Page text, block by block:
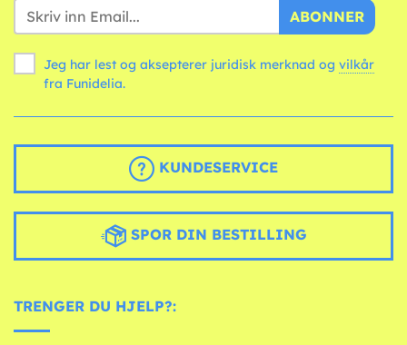
ABONNER
Jeg har lest og aksepterer juridisk merknad og vilkår
fra Funidelia.
KUNDESERVICE
SPOR DIN BESTILLING
TRENGER DU HJELP?: